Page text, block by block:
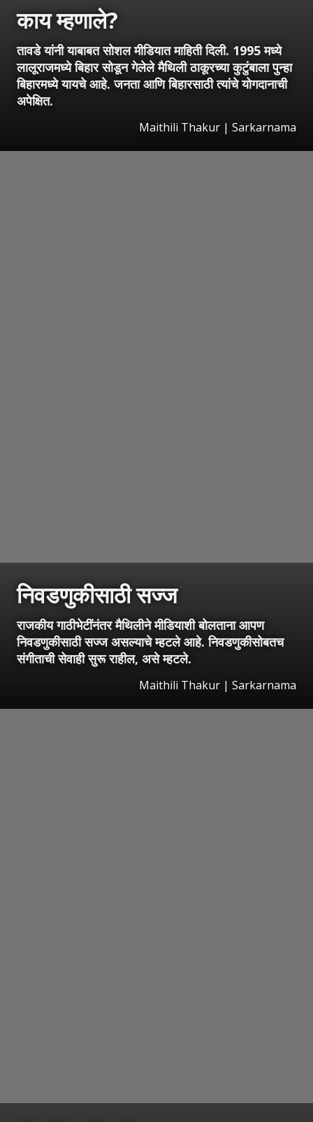
काय म्हणाले?
तावडे यांनी याबाबत सोशल मीडियात माहिती दिली. 1995 मध्ये
लालूराजमध्ये बिहार सोडून गेलेले मैथिली ठाकूरच्या कुटुंबाला पुन्हा
बिहारमध्ये यायचे आहे. जनता आणि बिहारसाठी त्यांचे योगदानाची
अपेक्षित.
Maithili Thakur | Sarkarnama
निवडणुकीसाठी सज्ज
राजकीय गाठीभेटींनंतर मैथिलीने मीडियाशी बोलताना आपण
निवडणुकीसाठी सज्ज असल्याचे म्हटले आहे. निवडणुकीसोबतच
संगीताची सेवाही सुरू राहील, असे म्हटले.
Maithili Thakur | Sarkarnama